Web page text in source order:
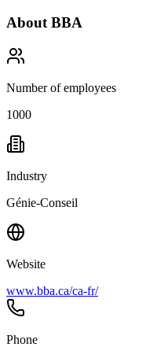
About BBA
Number of employees
1000
Industry
Génie-Conseil
Website
www.bba.ca/ca-fr/
Phone